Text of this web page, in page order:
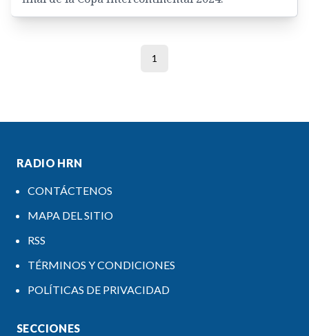
1
RADIO HRN
CONTÁCTENOS
MAPA DEL SITIO
RSS
TÉRMINOS Y CONDICIONES
POLÍTICAS DE PRIVACIDAD
SECCIONES